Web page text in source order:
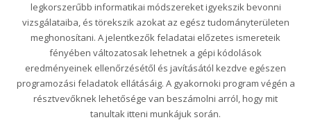
legkorszerűbb informatikai módszereket igyekszik bevonni
vizsgálataiba, és törekszik azokat az egész tudományterületen
meghonosítani. A jelentkezők feladatai előzetes ismereteik
fényében változatosak lehetnek a gépi kódolások
eredményeinek ellenőrzésétől és javításától kezdve egészen
programozási feladatok ellátásáig. A gyakornoki program végén a
résztvevőknek lehetősége van beszámolni arról, hogy mit
tanultak itteni munkájuk során.